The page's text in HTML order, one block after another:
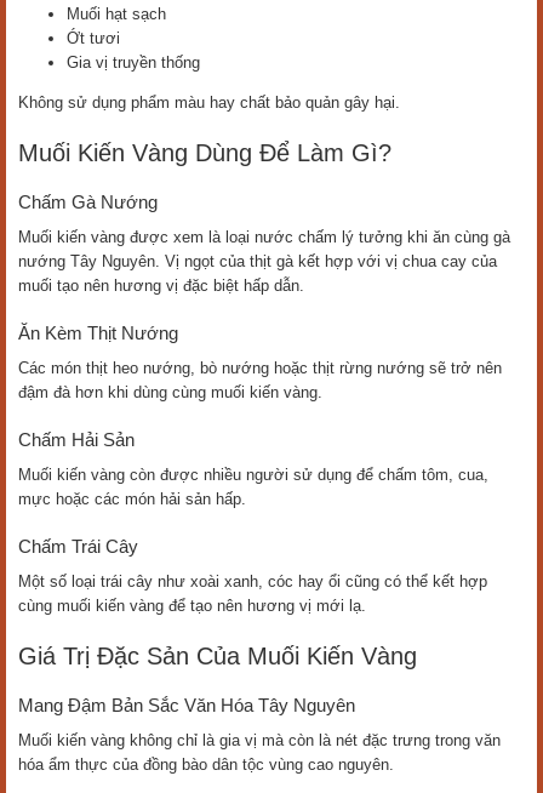
Muối hạt sạch
Ớt tươi
Gia vị truyền thống
Không sử dụng phẩm màu hay chất bảo quản gây hại.
Muối Kiến Vàng Dùng Để Làm Gì?
Chấm Gà Nướng
Muối kiến vàng được xem là loại nước chấm lý tưởng khi ăn cùng gà
nướng Tây Nguyên. Vị ngọt của thịt gà kết hợp với vị chua cay của
muối tạo nên hương vị đặc biệt hấp dẫn.
Ăn Kèm Thịt Nướng
Các món thịt heo nướng, bò nướng hoặc thịt rừng nướng sẽ trở nên
đậm đà hơn khi dùng cùng muối kiến vàng.
Chấm Hải Sản
Muối kiến vàng còn được nhiều người sử dụng để chấm tôm, cua,
mực hoặc các món hải sản hấp.
Chấm Trái Cây
Một số loại trái cây như xoài xanh, cóc hay ổi cũng có thể kết hợp
cùng muối kiến vàng để tạo nên hương vị mới lạ.
Giá Trị Đặc Sản Của Muối Kiến Vàng
Mang Đậm Bản Sắc Văn Hóa Tây Nguyên
Muối kiến vàng không chỉ là gia vị mà còn là nét đặc trưng trong văn
hóa ẩm thực của đồng bào dân tộc vùng cao nguyên.